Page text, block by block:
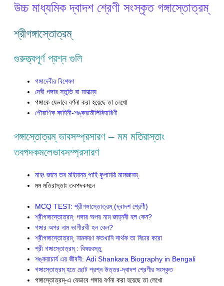
উচ্চ মাধ্যমিক দ্বাদশ শ্রেণী সংস্কৃত গঙ্গাস্তোত্রম্
শ্রীগঙ্গাস্তোত্রম্
গুরুত্ত্বপূর্ণ প্রশ্ন গুলি
গঙ্গাদেবীর বিশেষণ
দেবী গঙ্গার স্তুতি বা মাহাত্ম্য
গঙ্গাকে যেভাবে বর্ণনা করা হয়েছে তা লেখো
পৌরাণিক কাহিনী-শঙ্করমৌলিবিহারিণী
গঙ্গাস্তোত্রম্ ভাবসম্প্রসারণ – মম মতিরাস্তাং
তবপদকমলেভাবসম্প্রসারণ
নাহং জানে তব মহিমানম্ পাহি কুপাময়ি মামজ্ঞানম্
মম মতিরাস্তাং তবপদকমলে
MCQ TEST: শ্রীগঙ্গাস্তোত্রম্ (দ্বাদশ শ্রেণী)
শ্রীগঙ্গাস্তোত্রম্: গঙ্গার অপর নাম জাহ্নবী হল কেন?
গঙ্গার অপর নাম ভাগীরথী হল কেন?
শ্রীগঙ্গাস্তোত্রম্: নামকরণ কতখানি সার্থক তা বিচার করো
শ্রী গঙ্গাস্তোত্রম্ : বিষয়বস্তু
শঙ্করাচার্য এর জীবনী: Adi Shankara Biography in Bengali
গঙ্গাস্তোত্রম্ হতে ছোট প্রশ্ন উত্তর-দ্বাদশ শ্রেণীর সংস্কৃত
গঙ্গাস্তোত্রম্-এ যেভাবে গঙ্গার বর্ণনা করা হয়েছে তা লেখো